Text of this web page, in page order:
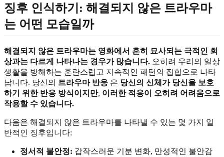
징후 인식하기: 해결되지 않은 트라우마
는 어떤 모습일까
해결되지 않은 트라우마는 영화에서 흔히 묘사되는 극적인 회
상과는 다르게 나타나는 경우가 많습니다. 오히려 우리의 일상
생활을 방해하는 혼란스럽고 지속적인 패턴의 집합으로 나타
납니다. 당신의 트라우마 반응 은 당신의 신체가 당신을 보호
하기 위한 반응 방식이지만, 이러한 적응이 오히려 어려움으로
작용할 수 있습니다.
다음은 해결되지 않은 트라우마를 나타낼 수 있는 몇 가지 일
반적인 징후입니다:
정서적 불안정: 갑작스러운 기분 변화, 만성적인 불안감